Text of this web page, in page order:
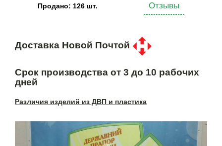
Продано: 126 шт. Отзывы
Доставка Новой Почтой
Срок производства от 3 до 10 рабочих
дней
Различия изделий из ДВП и пластика